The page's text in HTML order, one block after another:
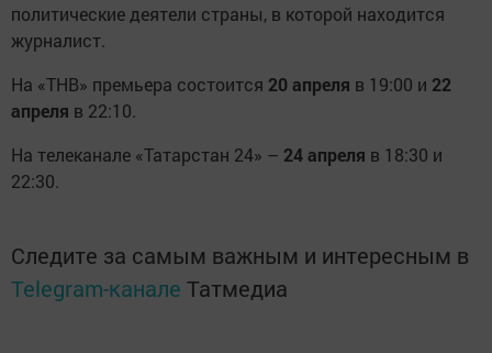
политические деятели страны, в которой находится
журналист.
На «ТНВ» премьера состоится 20 апреля в 19:00 и 22
апреля в 22:10.
На телеканале «Татарстан 24» – 24 апреля в 18:30 и
22:30.
Следите за самым важным и интересным в
Telegram-канале Татмедиа